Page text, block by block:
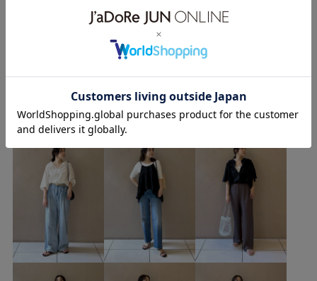
日.祝 11:00-20:00SALON adam et ropé ストレート
トップス ベスト
26SS_salon_BAGSHOSE 26SS_salon_BAG_SHOSE
Vネック きれいめ
キャミソール クッション性 コットン
シアー シアー感 シャツ タンクトップ
ドライタッチ
ニット ハイゲージ ハイゲージニット
バランスが良い ヘルシー
もっと見る
Natsuのその他のスタイリング